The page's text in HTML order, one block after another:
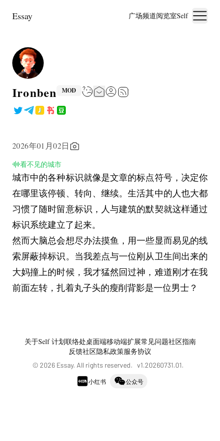
Essay 广场频道阅览室Self
Ironben MOD
2026年01月02日
看不见的城市
城市中的各种标识就像是文章的标点符号，决定你
在哪里该停顿、转向、继续。生活其中的人也大都
习惯了随时留意标识，人与建筑的默契就这样通过
标识系统建立了起来。
然而大脑总会想尽办法摸鱼，用一些显而易见的线
索屏蔽掉标识。当我差点与一位刚从卫生间出来的
大妈撞上的时候，我才猛然回过神，难道刚才在我
前面左转，扎着丸子头的瘦削背影是一位男士？
关于Self 计划联络处桌面端移动端扩展常见问题社区指南
反馈社区隐私政策服务协议
© 2026 Essay. All rights reserved. v1.20260731.01.
小红书 公众号